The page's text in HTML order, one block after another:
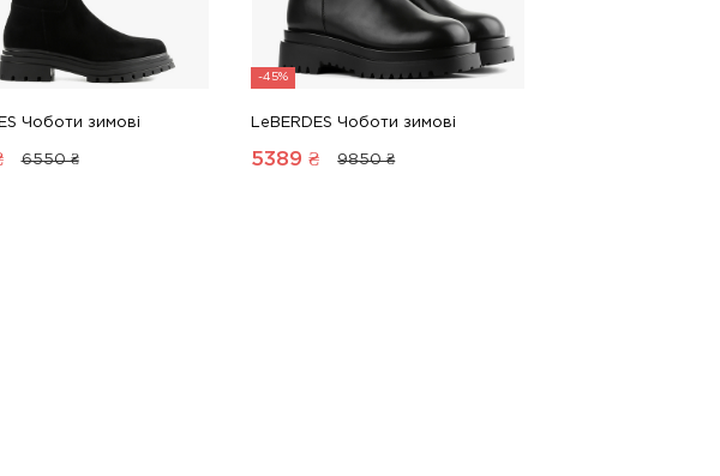
Чоботи зимові
6550 ₴
-45%
LeBERDES Чоботи зимові
5389 ₴ 9850 ₴